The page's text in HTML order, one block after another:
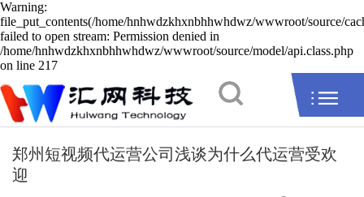
Warning:
file_put_contents(/home/hnhwdzkhxnbhhwhdwz/wwwroot/source/
failed to open stream: Permission denied in
/home/hnhwdzkhxnbhhwhdwz/wwwroot/source/model/api.class.php
on line 217
郑州短视频代运营公司浅谈为什么代运营受欢
迎